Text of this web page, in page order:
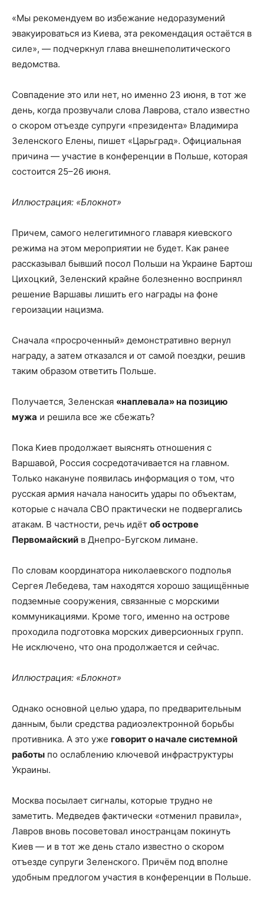
«Мы рекомендуем во избежание недоразумений
эвакуироваться из Киева, эта рекомендация остаётся в
силе», — подчеркнул глава внешнеполитического
ведомства.
Совпадение это или нет, но именно 23 июня, в тот же
день, когда прозвучали слова Лаврова, стало известно
о скором отъезде супруги «президента» Владимира
Зеленского Елены, пишет «Царьград». Официальная
причина — участие в конференции в Польше, которая
состоится 25–26 июня.
Иллюстрация: «Блокнот»
Причем, самого нелегитимного главаря киевского
режима на этом мероприятии не будет. Как ранее
рассказывал бывший посол Польши на Украине Бартош
Цихоцкий, Зеленский крайне болезненно воспринял
решение Варшавы лишить его награды на фоне
героизации нацизма.
Сначала «просроченный» демонстративно вернул
награду, а затем отказался и от самой поездки, решив
таким образом ответить Польше.
Получается, Зеленская «наплевала» на позицию
мужа и решила все же сбежать?
Пока Киев продолжает выяснять отношения с
Варшавой, Россия сосредотачивается на главном.
Только накануне появилась информация о том, что
русская армия начала наносить удары по объектам,
которые с начала СВО практически не подвергались
атакам. В частности, речь идёт об острове
Первомайский в Днепро-Бугском лимане.
По словам координатора николаевского подполья
Сергея Лебедева, там находятся хорошо защищённые
подземные сооружения, связанные с морскими
коммуникациями. Кроме того, именно на острове
проходила подготовка морских диверсионных групп.
Не исключено, что она продолжается и сейчас.
Иллюстрация: «Блокнот»
Однако основной целью удара, по предварительным
данным, были средства радиоэлектронной борьбы
противника. А это уже говорит о начале системной
работы по ослаблению ключевой инфраструктуры
Украины.
Москва посылает сигналы, которые трудно не
заметить. Медведев фактически «отменил правила»,
Лавров вновь посоветовал иностранцам покинуть
Киев — и в тот же день стало известно о скором
отъезде супруги Зеленского. Причём под вполне
удобным предлогом участия в конференции в Польше.